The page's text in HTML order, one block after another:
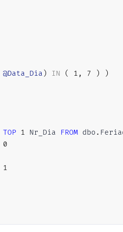
@Data_Dia ) IN ( 1 , 7 )
)
TOP 1 Nr_Dia FROM dbo .
0
1